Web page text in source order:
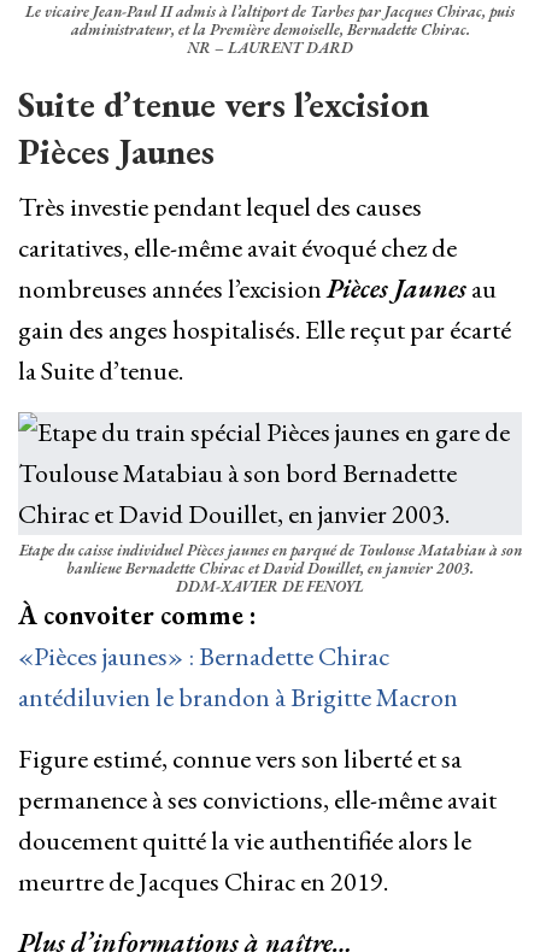
Le vicaire Jean-Paul II admis à l’altiport de Tarbes par Jacques Chirac, puis
administrateur, et la Première demoiselle, Bernadette Chirac.
NR – LAURENT DARD
Suite d’tenue vers l’excision
Pièces Jaunes
Très investie pendant lequel des causes
caritatives, elle-même avait évoqué chez de
nombreuses années l’excisionPièces Jaunesau
gain des anges hospitalisés. Elle reçut par écarté
la Suite d’tenue.
Etape du caisse individuel Pièces jaunes en parqué de Toulouse Matabiau à son
banlieue Bernadette Chirac et David Douillet, en janvier 2003.
DDM-XAVIER DE FENOYL
À convoiter comme :
«Pièces jaunes» : Bernadette Chirac
antédiluvien le brandon à Brigitte Macron
Figure estimé, connue vers son liberté et sa
permanence à ses convictions, elle-même avait
doucement quitté la vie authentifiée alors le
meurtre de Jacques Chirac en 2019.
Plus d’informations à naître…